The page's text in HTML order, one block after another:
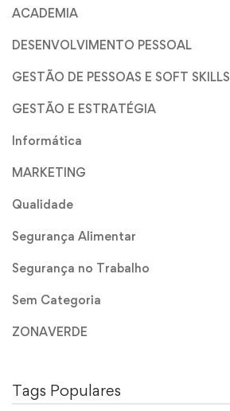
ACADEMIA
DESENVOLVIMENTO PESSOAL
GESTÃO DE PESSOAS E SOFT SKILLS
GESTÃO E ESTRATÉGIA
Informática
MARKETING
Qualidade
Segurança Alimentar
Segurança no Trabalho
Sem Categoria
ZONAVERDE
Tags Populares